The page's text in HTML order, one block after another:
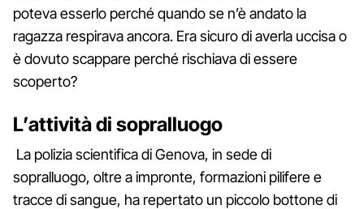
poteva esserlo perché quando se n’è andato la
ragazza respirava ancora. Era sicuro di averla uccisa o
è dovuto scappare perché rischiava di essere
scoperto?
L’attività di sopralluogo
La polizia scientifica di Genova, in sede di
sopralluogo, oltre a impronte, formazioni pilifere e
tracce di sangue, ha repertato un piccolo bottone di